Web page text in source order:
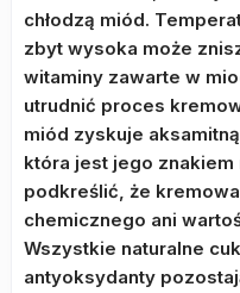
chłodzą miód.
zbyt wysoka może
witaminy zawarte w
utrudnić proces
miód zyskuje
która jest jego
podkreślić, że
chemicznego ani
Wszystkie naturalne
antyoksydanty